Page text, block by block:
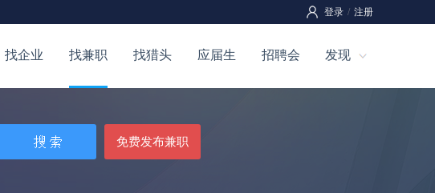
登录 / 注册
找企业 找兼职 找猎头 应届生 招聘会 发现
免费发布兼职